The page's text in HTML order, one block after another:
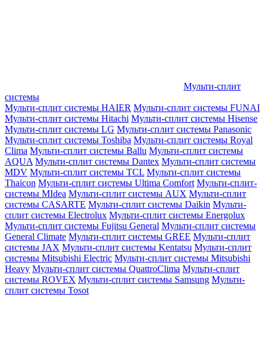
Мульти-сплит
системы
Мульти-сплит системы HAIER Мульти-сплит системы FUNAI
Мульти-сплит системы Hitachi Мульти-сплит системы Hisense
Мульти-сплит системы LG Мульти-сплит системы Panasonic
Мульти-сплит системы Toshiba Мульти-сплит системы Royal
Clima Мульти-сплит системы Ballu Мульти-сплит системы
AQUA Мульти-сплит системы Dantex Мульти-сплит системы
MDV Мульти-сплит системы TCL Мульти-сплит системы
Thaicon Мульти-сплит системы Ultima Comfort Мульти-сплит-
системы MIdea Мульти-сплит системы AUX Мульти-сплит
системы CASARTE Мульти-сплит системы Daikin Мульти-
сплит системы Electrolux Мульти-сплит системы Energolux
Мульти-сплит системы Fujitsu General Мульти-сплит системы
General Climate Мульти-сплит системы GREE Мульти-сплит
системы JAX Мульти-сплит системы Kentatsu Мульти-сплит
системы Mitsubishi Electric Мульти-сплит системы Mitsubishi
Heavy Мульти-сплит системы QuattroClima Мульти-сплит
системы ROVEX Мульти-сплит системы Samsung Мульти-
сплит системы Tosot